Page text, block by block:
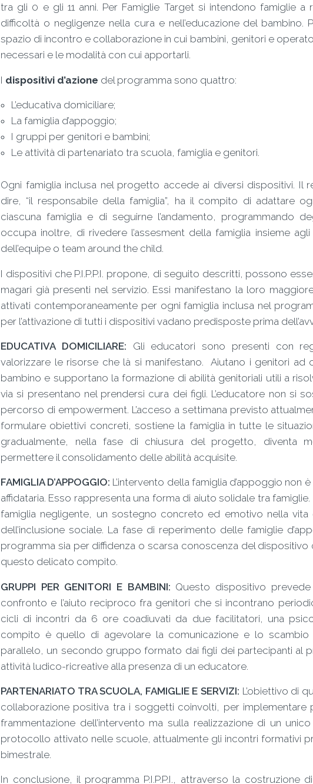
tra gli 0 e gli 11 anni. Per Famiglie Target si intendono famiglie
difficoltà o negligenze nella cura e nell’educazione del bambino.
spazio di incontro e collaborazione in cui bambini, genitori e
necessari e le modalità con cui apportarli.
I dispositivi d’azione del programma sono quattro:
L’educativa domiciliare;
La famiglia d’appoggio;
I gruppi per genitori e bambini;
Le attività di partenariato tra scuola, famiglia e genitori.
Ogni famiglia inclusa nel progetto accede ai diversi dispositivi. Il
dire, “il responsabile della famiglia”, ha il compito di adattare
ciascuna famiglia e di seguirne l’andamento, programmando
occupa inoltre, di rivedere l’assesment della famiglia insieme
dell’equipe o team around the child.
I dispositivi che P.I.P.P.I. propone, di seguito descritti, possono
magari già presenti nel servizio. Essi manifestano la loro
attivati contemporaneamente per ogni famiglia inclusa nel
per l’attivazione di tutti i dispositivi vadano predisposte prima
EDUCATIVA DOMICILIARE: Gli educatori sono presenti con
valorizzare le risorse che là si manifestano. Aiutano i genitori
bambino e supportano la formazione di abilità genitoriali utili a
via si presentano nel prendersi cura dei figli. L’educatore non si
percorso di empowerment. L’acceso a settimana previsto
formulare obiettivi concreti, sostiene la famiglia in tutte le
gradualmente, nella fase di chiusura del progetto, diventa
permettere il consolidamento delle abilità acquisite.
FAMIGLIA D’APPOGGIO: L’intervento della famiglia d’appoggio non
affidataria. Esso rappresenta una forma di aiuto solidale tra
famiglia negligente, un sostegno concreto ed emotivo nella
dell’inclusione sociale. La fase di reperimento delle famiglie
programma sia per diffidenza o scarsa conoscenza del
questo delicato compito.
GRUPPI PER GENITORI E BAMBINI: Questo dispositivo prevede
confronto e l’aiuto reciproco fra genitori che si incontrano
cicli di incontri da 6 ore coadiuvati da due facilitatori, una
compito è quello di agevolare la comunicazione e lo scambio
parallelo, un secondo gruppo formato dai figli dei partecipanti al
attività ludico-ricreative alla presenza di un educatore.
PARTENARIATO TRA SCUOLA, FAMIGLIE E SERVIZI: L’obiettivo di
collaborazione positiva tra i soggetti coinvolti, per implementare
frammentazione dell’intervento ma sulla realizzazione di un
protocollo attivato nelle scuole, attualmente gli incontri formativi
bimestrale.
In conclusione, il programma P.I.P.P.I., attraverso la costruzione